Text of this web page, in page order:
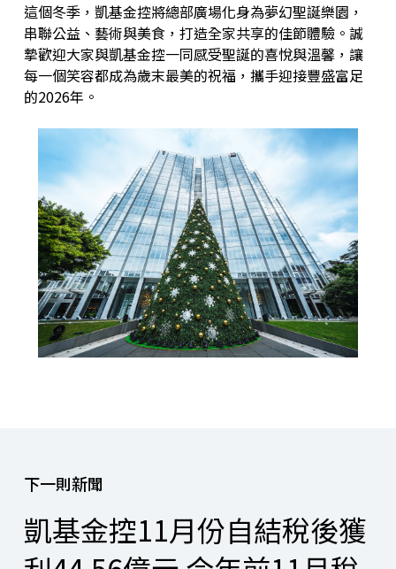
這個冬季，凱基金控將總部廣場化身為夢幻聖誕樂園，
串聯公益、藝術與美食，打造全家共享的佳節體驗。誠
摯歡迎大家與凱基金控一同感受聖誕的喜悅與溫馨，讓
每一個笑容都成為歲末最美的祝福，攜手迎接豐盛富足
的2026年。
下一則新聞
凱基金控11月份自結稅後獲